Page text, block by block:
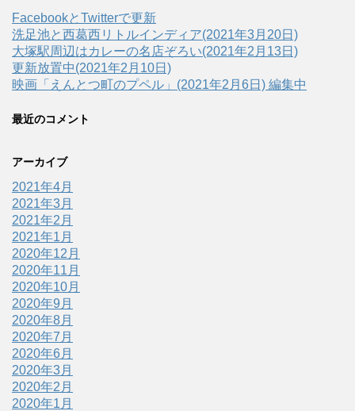
FacebookとTwitterで更新
洗足池と西葛西リトルインディア(2021年3月20日)
大塚駅周辺はカレーの名店ぞろい(2021年2月13日)
更新放置中(2021年2月10日)
映画「えんとつ町のプペル」(2021年2月6日) 編集中
最近のコメント
アーカイブ
2021年4月
2021年3月
2021年2月
2021年1月
2020年12月
2020年11月
2020年10月
2020年9月
2020年8月
2020年7月
2020年6月
2020年3月
2020年2月
2020年1月